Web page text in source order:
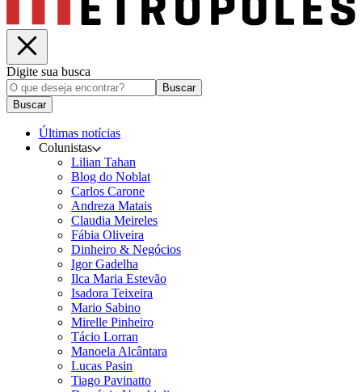
Digite sua busca
Buscar
Buscar
Últimas notícias
Colunistas
Lilian Tahan
Blog do Noblat
Carlos Carone
Andreza Matais
Claudia Meireles
Fábia Oliveira
Dinheiro & Negócios
Igor Gadelha
Ilca Maria Estevão
Isadora Teixeira
Mario Sabino
Mirelle Pinheiro
Tácio Lorran
Manoela Alcântara
Lucas Pasin
Tiago Pavinatto